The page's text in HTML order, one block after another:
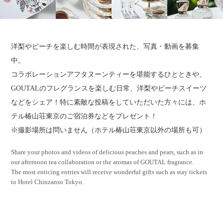
洋梨やピーチを楽しむ時間が表現された、写真・動画を募集
中。
コラボレーションアフタヌーンティーを堪能するひとときや、
GOUTALのフレグランスを楽しむ日常、洋梨やピーチスイーツ
などをシェア！特に素敵な投稿をしていただいた方々には、ホ
テル椿山荘東京のご宿泊券などをプレゼント！
※撮影場所は問いません（ホテル椿山荘東京以外の場所も可）
Share your photos and videos of delicious peaches and pears, such as in
our afternoon tea collaboration or the aromas of GOUTAL fragrance.
The most enticing entries will receive wonderful gifts such as stay tickets
to Hotel Chinzanso Tokyo.